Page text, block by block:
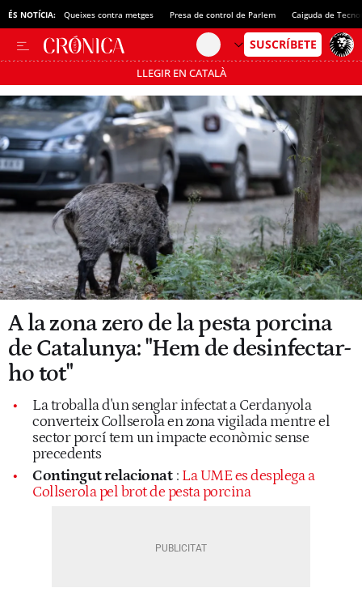
ÉS NOTÍCIA: Queixes contra metges Presa de control de Parlem Caiguda de
LLEGIR EN CATALÀ
Passa’t al mode estalvi
A la zona zero de la pesta porcina
de Catalunya: "Hem de desinfectar-
ho tot"
La troballa d'un senglar infectat a Cerdanyola
converteix Collserola en zona vigilada mentre el
sector porcí tem un impacte econòmic sense
precedents
Contingut relacionat : La UME es desplega a
Collserola pel brot de pesta porcina